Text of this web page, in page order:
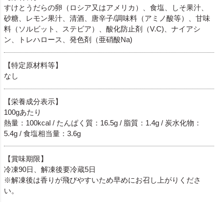
すけとうだらの卵（ロシア又はアメリカ）、食塩、しそ果汁、
砂糖、レモン果汁、清酒、唐辛子/調味料（アミノ酸等）、甘味
料（ソルビット、ステビア）、酸化防止剤（V.C)、ナイアシ
ン、トレハロース、発色剤（亜硝酸Na)
【特定原材料等】
なし
【栄養成分表示】
100gあたり
熱量：100kcal / たんぱく質：16.5g / 脂質：1.4g / 炭水化物：
5.4g / 食塩相当量：3.6g
【賞味期限】
冷凍90日、解凍後要冷蔵5日
※解凍後は香りが飛びやすいため早めにお召し上がりくださ
い。